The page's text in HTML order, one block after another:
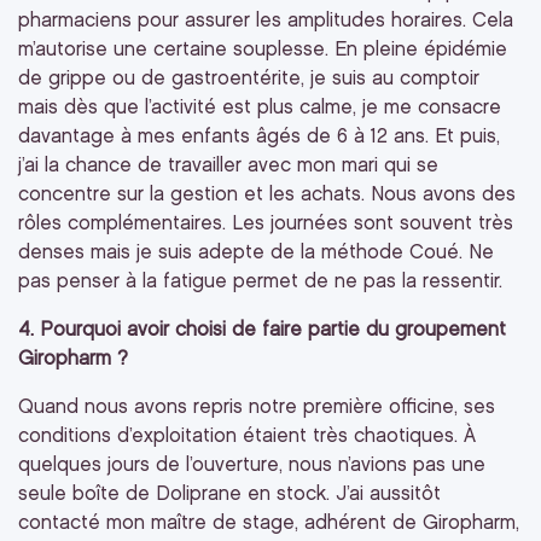
pharmaciens pour assurer les amplitudes horaires. Cela
m’autorise une certaine souplesse. En pleine épidémie
de grippe ou de gastroentérite, je suis au comptoir
mais dès que l’activité est plus calme, je me consacre
davantage à mes enfants âgés de 6 à 12 ans. Et puis,
j’ai la chance de travailler avec mon mari qui se
concentre sur la gestion et les achats. Nous avons des
rôles complémentaires. Les journées sont souvent très
denses mais je suis adepte de la méthode Coué. Ne
pas penser à la fatigue permet de ne pas la ressentir.
4. Pourquoi avoir choisi de faire partie du groupement
Giropharm ?
Quand nous avons repris notre première officine, ses
conditions d’exploitation étaient très chaotiques. À
quelques jours de l’ouverture, nous n’avions pas une
seule boîte de Doliprane en stock. J’ai aussitôt
contacté mon maître de stage, adhérent de Giropharm,